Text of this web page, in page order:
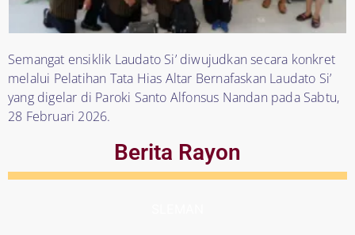
Semangat ensiklik Laudato Si’ diwujudkan secara konkret
melalui Pelatihan Tata Hias Altar Bernafaskan Laudato Si’
yang digelar di Paroki Santo Alfonsus Nandan pada Sabtu,
28 Februari 2026.
Berita Rayon